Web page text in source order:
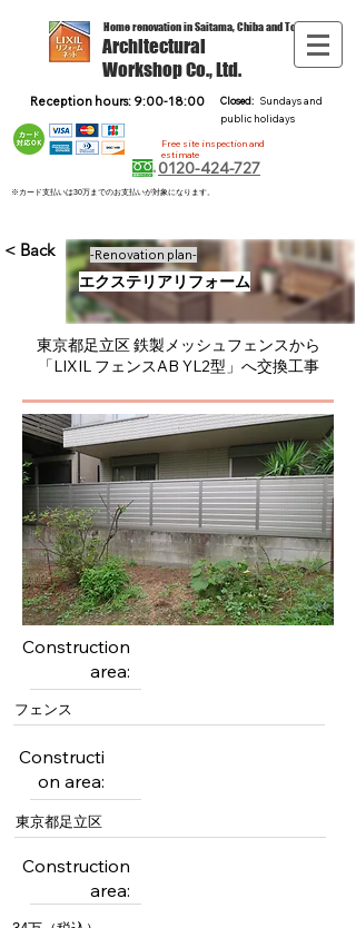
Home renovation in Saitama, Chiba and Tokyo
Architectural
Workshop Co., Ltd.
Reception hours: 9:00-18:00 Closed: Sundays and
public holidays
Free site inspection and
estimate
0120-424-727
※カード支払いは30万までのお支払いが対象になります。
< Back
エクステリアリフォーム
-Renovation plan-
東京都足立区 鉄製メッシュフェンスから
「LIXIL フェンスAB YL2型」へ交換工事
Construction
area:
フェンス
Constructi
on area:
東京都足立区
Construction
area: